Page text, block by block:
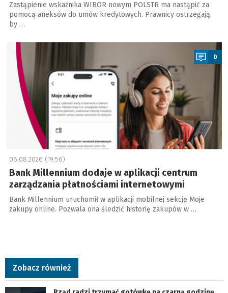
Zastąpienie wskaźnika WIBOR nowym POLSTR ma nastąpić za
pomocą aneksów do umów kredytowych. Prawnicy ostrzegają,
by …
0
06.08.2026 (19:56)
Bank Millennium dodaje w aplikacji centrum
zarządzania płatnościami internetowymi
Bank Millennium uruchomił w aplikacji mobilnej sekcję Moje
zakupy online. Pozwala ona śledzić historię zakupów w …
Zobacz również